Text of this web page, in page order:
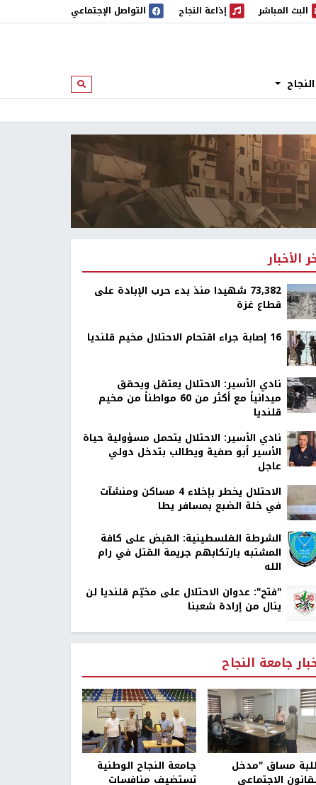
البث المباشر
المباشر إذاعة النجاح
إذاعة النجاح التواصل الإجتماعي
ابحث
الأخبار
73,382 شهيدا منذ بدء حرب الإبادة على
قطاع غزة
16 إصابة جراء اقتحام الاحتلال مخيم قلنديا
نادي الأسير: الاحتلال يعتقل ويحقق
ميدانياً مع أكثر من 60 مواطناً من مخيم
قلنديا
نادي الأسير: الاحتلال يتحمل مسؤولية حياة
الأسير أبو صفية ويطالب بتدخل دولي
عاجل
الاحتلال يخطر بإخلاء 4 مساكن ومنشآت
في خلة الضبع بمسافر يطا
الشرطة الفلسطينية: القبض على كافة
المشتبه بارتكابهم جريمة القتل في رام
الله
"فتح": عدوان الاحتلال على مخيّم قلنديا لن
ينال من إرادة شعبنا
جامعة النجاح
مساق "مدخل
الاجتماعي
جامعة النجاح الوطنية
تستضيف منافسات